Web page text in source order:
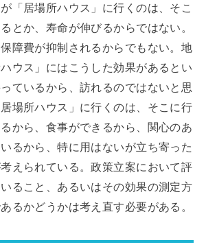
「居場所ハウス」に行くのは、そこ
とか、寿命が伸びるからではない。
障費が抑制されるからでもない。地
ウス」にはこうした効果があるとい
ているから、訪れるのではないと思
場所ハウス」に行くのは、そこに行
から、食事ができるから、関心のあ
るから、特に用はないが立ち寄った
えられている。政策立案において評
ること、あるいはその効果の測定方
るかどうかは考え直す必要がある。